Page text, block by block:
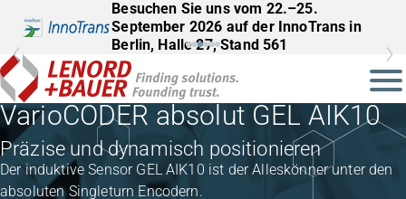
Besuchen Sie uns vom 22.–25.
September 2026 auf der InnoTrans in
Berlin, Halle 27, Stand 561
VarioCODER absolut GEL AIK10
Präzise und dynamisch positionieren
Der induktive Sensor GEL AIK10 ist der Alleskönner unter den
absoluten Singleturn Encodern.